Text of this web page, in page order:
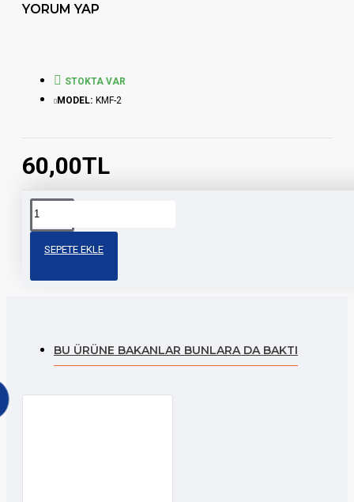
YORUM YAP
60,00TL
STOKTA VAR
MODEL: KMF-2
SEPETE EKLE
Etiketler:
sticker
BU ÜRÜNE BAKANLAR BUNLARA DA BAKTI